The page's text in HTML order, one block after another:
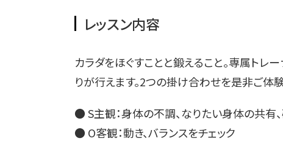
レッスン内容
カラダをほぐすことと鍛えること。専属ト
りが行えます。2つの掛け合わせを是非ご体
● S主観：身体の不調、なりたい身体の共有
● O客観：動き、バランスをチェック